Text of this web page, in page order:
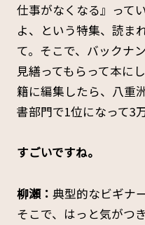
仕事がなくなる』って
よ、という特集、読ま
て。そこで、バックナ
見繕ってもらって本に
籍に編集したら、八重
書部門で1位になって3
――すごいですね。
柳瀬： 典型的なビギナ
そこで、はっと気がつ